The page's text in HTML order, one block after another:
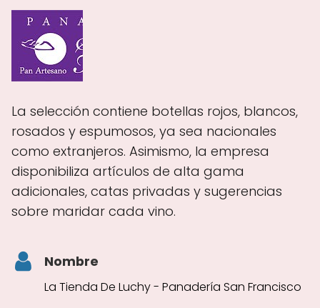
La selección contiene botellas rojos, blancos,
rosados y espumosos, ya sea nacionales
como extranjeros. Asimismo, la empresa
disponibiliza artículos de alta gama
adicionales, catas privadas y sugerencias
sobre maridar cada vino.
Nombre
La Tienda De Luchy - Panadería San Francisco